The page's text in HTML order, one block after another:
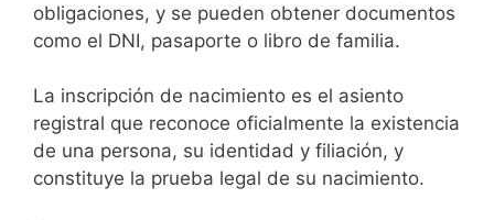
obligaciones, y se pueden obtener documentos
como el DNI, pasaporte o libro de familia.
La inscripción de nacimiento es el asiento
registral que reconoce oficialmente la existencia
de una persona, su identidad y filiación, y
constituye la prueba legal de su nacimiento.